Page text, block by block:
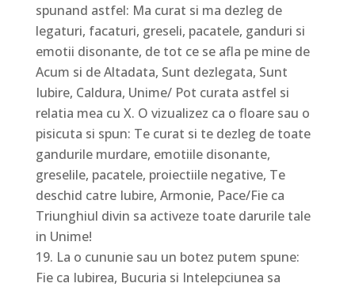
spunand astfel: Ma curat si ma dezleg de
legaturi, facaturi, greseli, pacatele, ganduri si
emotii disonante, de tot ce se afla pe mine de
Acum si de Altadata, Sunt dezlegata, Sunt
Iubire, Caldura, Unime/ Pot curata astfel si
relatia mea cu X. O vizualizez ca o floare sau o
pisicuta si spun: Te curat si te dezleg de toate
gandurile murdare, emotiile disonante,
greselile, pacatele, proiectiile negative, Te
deschid catre Iubire, Armonie, Pace/Fie ca
Triunghiul divin sa activeze toate darurile tale
in Unime!
La o cununie sau un botez putem spune:
Fie ca Iubirea, Bucuria si Intelepciunea sa